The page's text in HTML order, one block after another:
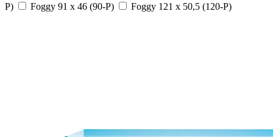
P)
Foggy 91 x 46 (90-P) Foggy 121 x 50,5 (120-P)